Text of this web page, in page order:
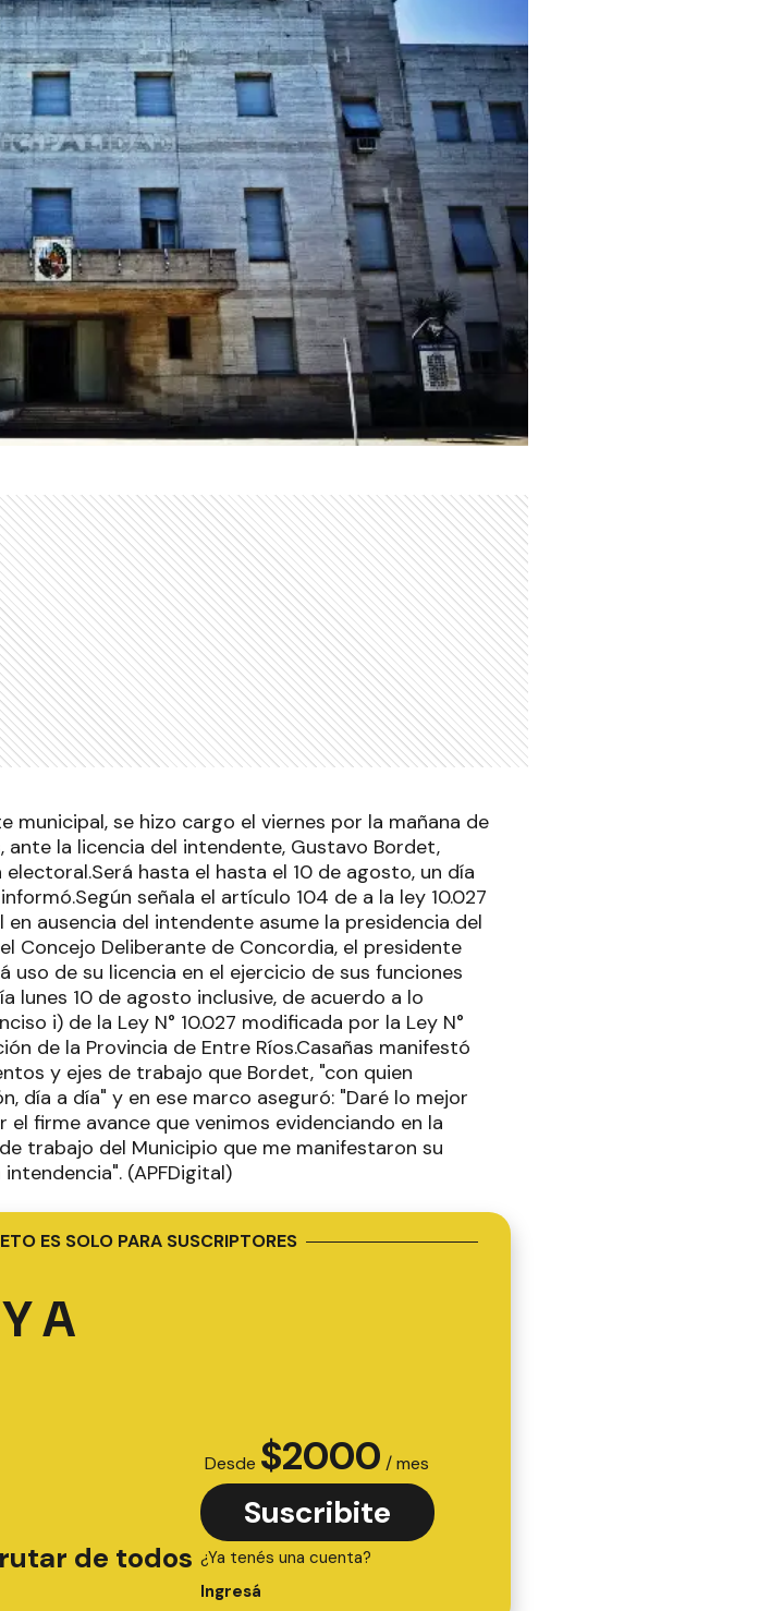
municipal, se hizo cargo el viernes por la mañana de
la licencia del intendente, Gustavo Bordet,
hasta el hasta el 10 de agosto, un día
señala el artículo 104 de a la ley 10.027
ausencia del intendente asume la presidencia del
Concejo Deliberante de Concordia, el presidente
uso de su licencia en el ejercicio de sus funciones
lunes 10 de agosto inclusive, de acuerdo a lo
i) de la Ley N° 10.027 modificada por la Ley N°
de la Provincia de Entre Ríos.Casañas manifestó
y ejes de trabajo que Bordet, "con quien
día a día" y en ese marco aseguró: "Daré lo mejor
firme avance que venimos evidenciando en la
trabajo del Municipio que me manifestaron su
(APFDigital)
ES SOLO PARA SUSCRIPTORES
A
de todos
Desde $2000 / mes
Suscribite
¿Ya tenés una cuenta?
Ingresá